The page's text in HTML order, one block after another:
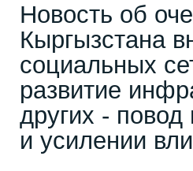
Новость об
Кыргызстана
социальных
развитие
других - повод
и усилении